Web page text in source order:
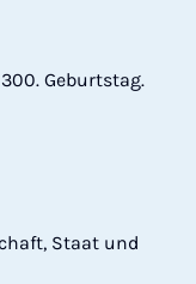
Geburtstag.
Staat und